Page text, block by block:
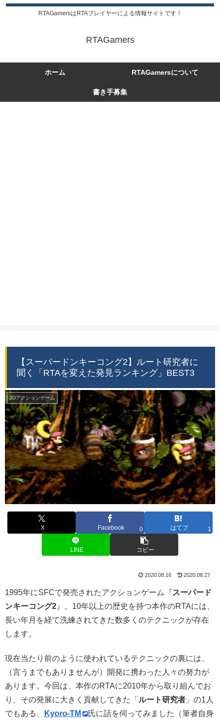
RTAGamersはRTAプレイヤーによる情報サイトです！
RTAGamers
ホーム RTAGamersについて
書き手募集
【スーパードンキーコング2】ルート研究者に
聞く「RTAを変えた発見ランキング」BEST3
2Dアクションゲーム
X Facebook 0 はてブ 1
LINE コピー
2020.08.16 2020.08.27
1995年にSFCで発売されたアクションゲーム『スーパード
ンキーコング2 』。10年以上の歴史を持つ本作のRTAには、
長い年月を経て洗練されてきた数多くのテクニックが存在
します。
現在当たり前のように使われているテクニックの裏には、
（言うまでもありませんが）開発に携わった人々の努力が
あります。今回は、本作のRTAに2010年から取り組んでお
り、その発展に大きく貢献してきた「 ルート研究者 」の1人
でもある、
Kyoro-TM
氏に話を伺ってみました（筆者自身